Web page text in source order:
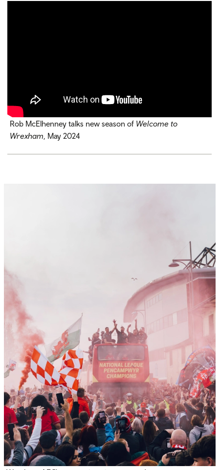
Rob McElhenney talks new season of Welcome to
Wrexham, May 2024